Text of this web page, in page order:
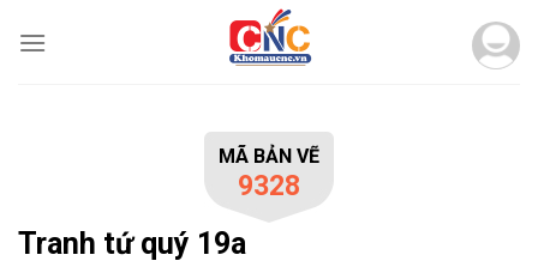
MÃ BẢN VẼ
9328
Tranh tứ quý 19a